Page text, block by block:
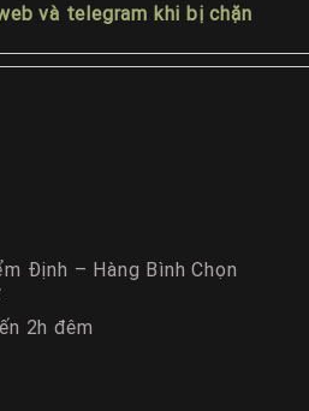
và telegram khi bị chặn
Định – Hàng Bình Chọn
2h đêm